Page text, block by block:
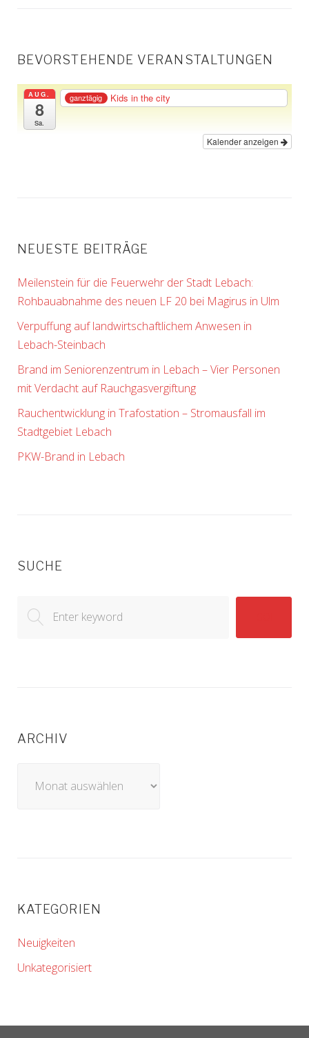
BEVORSTEHENDE VERANSTALTUNGEN
AUG.
8
Sa.
ganztägig Kids in the city
Kalender anzeigen
NEUESTE BEITRÄGE
Meilenstein für die Feuerwehr der Stadt Lebach:
Rohbauabnahme des neuen LF 20 bei Magirus in Ulm
Verpuffung auf landwirtschaftlichem Anwesen in
Lebach-Steinbach
Brand im Seniorenzentrum in Lebach – Vier Personen
mit Verdacht auf Rauchgasvergiftung
Rauchentwicklung in Trafostation – Stromausfall im
Stadtgebiet Lebach
PKW-Brand in Lebach
SUCHE
for:
ARCHIV
KATEGORIEN
Neuigkeiten
Unkategorisiert